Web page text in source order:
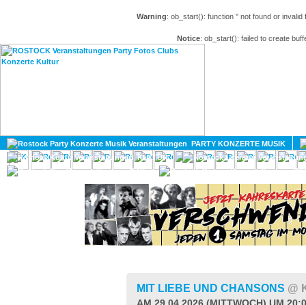
Warning: ob_start(): function '' not found or
Notice: ob_start(): failed to create
PARTY KONZERTE MUSIK
KULTUR
GAY
MIT LIEBE UND CHANSONS @